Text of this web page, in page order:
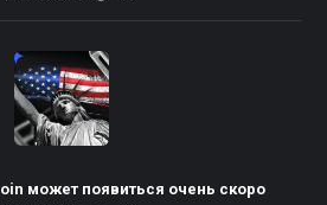
может появиться очень скоро